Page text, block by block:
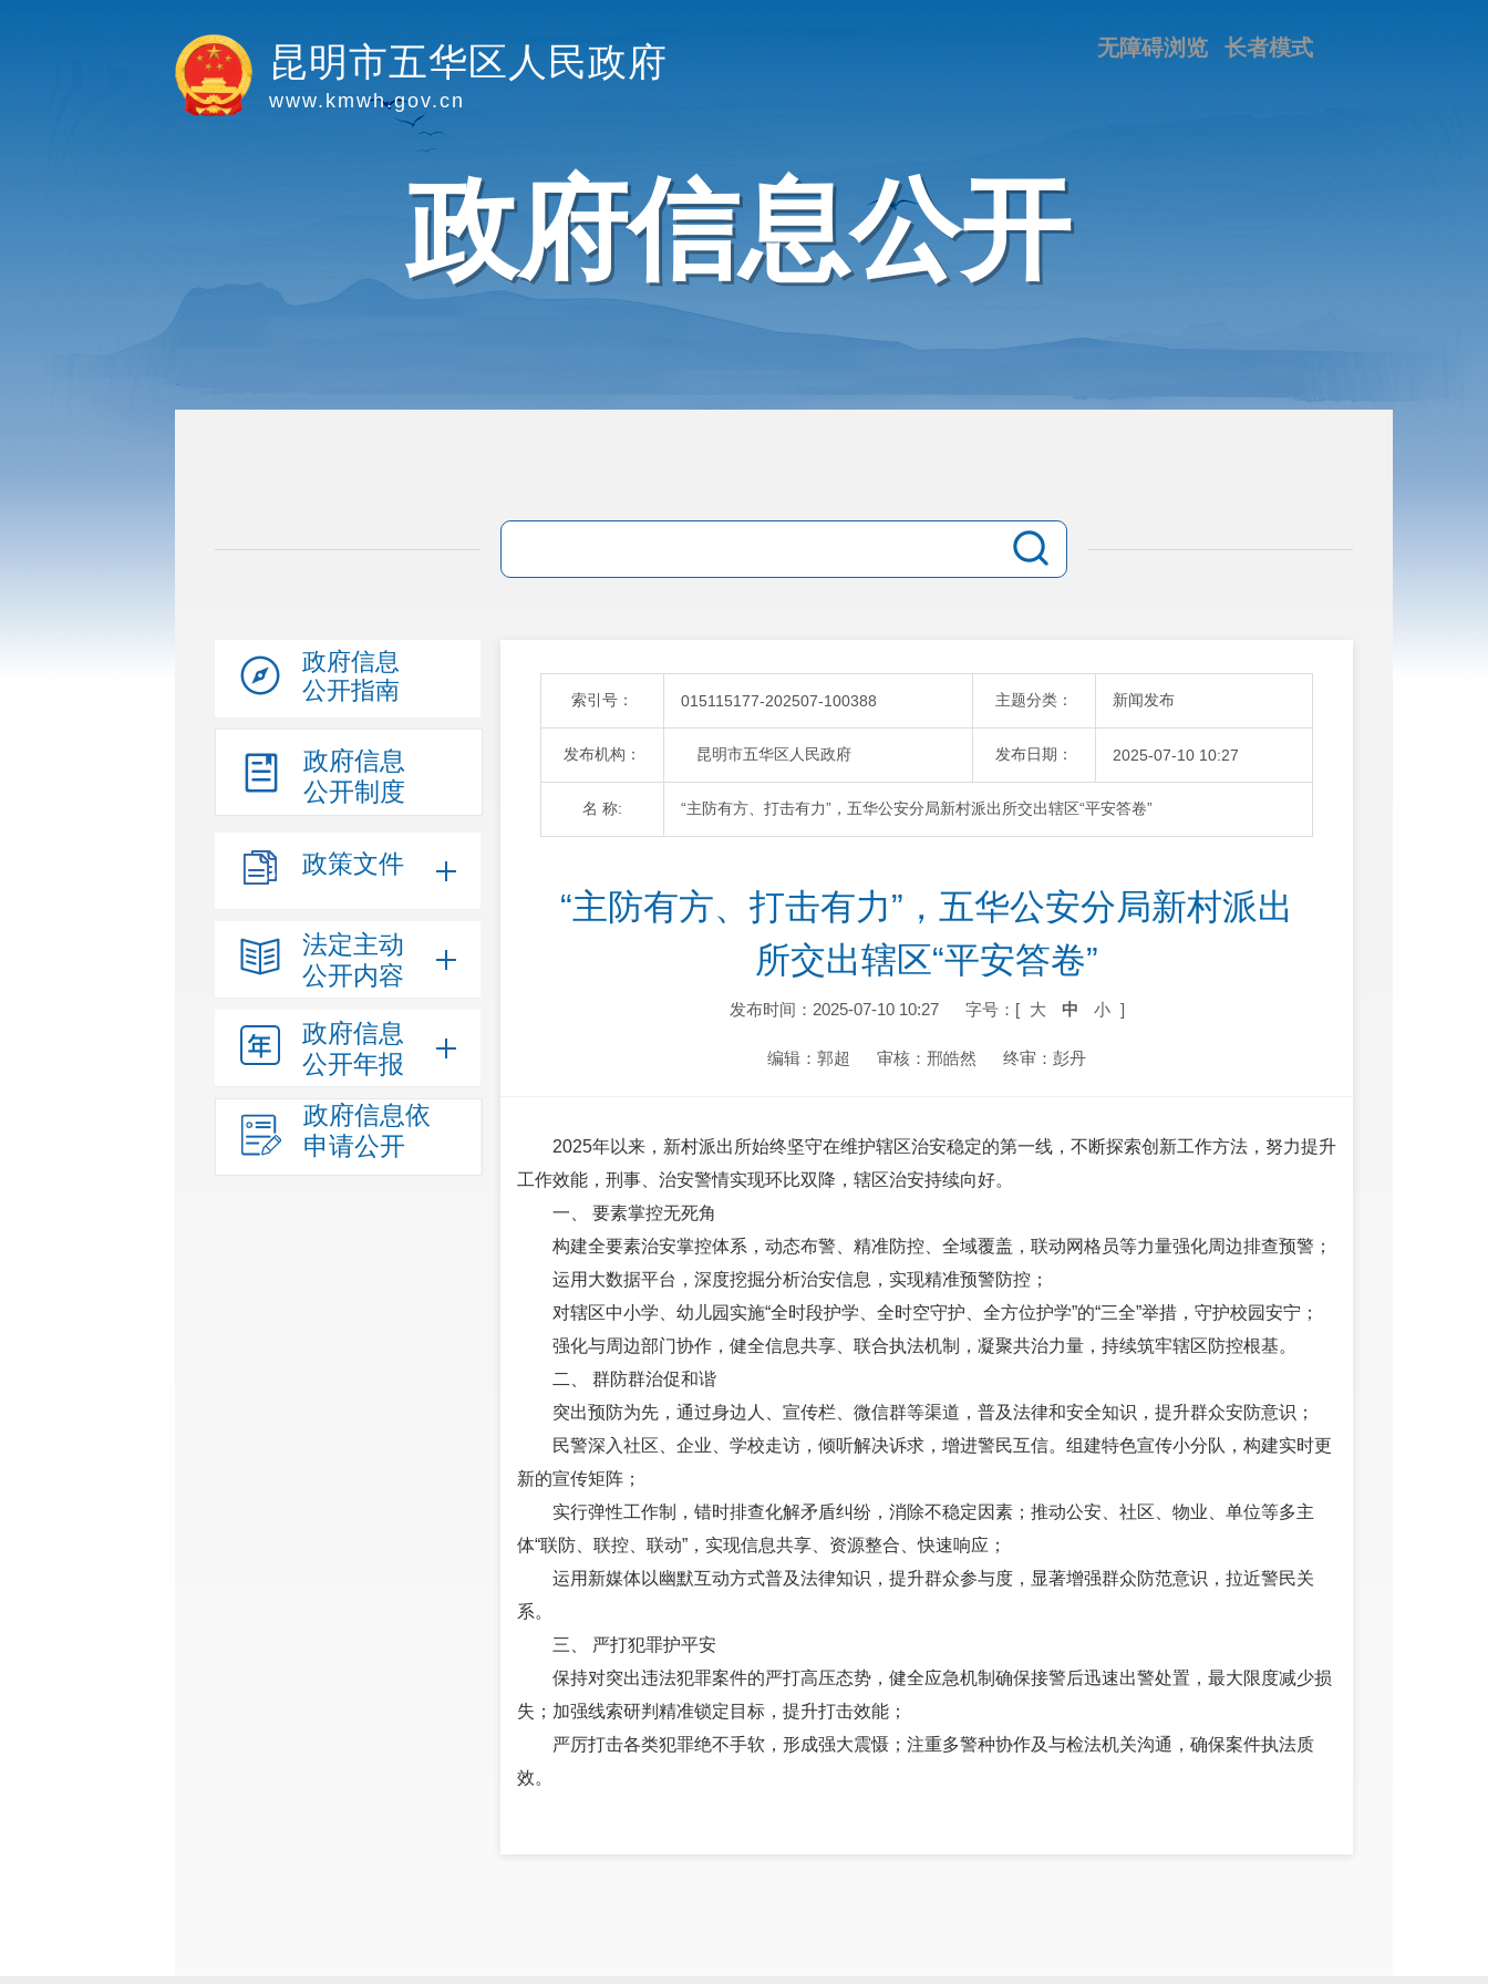
昆明市五华区人民政府
www.kmwh.gov.cn
长者模式
无障碍浏览
政府信息公开
政府信息
公开指南
政府信息
公开制度
政策文件
法定主动
公开内容
政府信息
公开年报
政府信息依
申请公开
索引号： 015115177-202507-100388 主题分类： 新闻发布
发布机构： 昆明市五华区人民政府 发布日期： 2025-07-10 10:27
名 称: “主防有方、打击有力”，五华公安分局新村派出所交出辖区“平安答卷”
“主防有方、打击有力”，五华公安分局新村派出
所交出辖区“平安答卷”
发布时间：2025-07-10 10:27 字号：[ 大 中 小 ]
编辑：郭超 审核：邢皓然 终审：彭丹
2025年以来，新村派出所始终坚守在维护辖区治安稳定的第一线，不断探索创新工作方法，努力提升
工作效能，刑事、治安警情实现环比双降，辖区治安持续向好。
一、 要素掌控无死角
构建全要素治安掌控体系，动态布警、精准防控、全域覆盖，联动网格员等力量强化周边排查预警；
运用大数据平台，深度挖掘分析治安信息，实现精准预警防控；
对辖区中小学、幼儿园实施“全时段护学、全时空守护、全方位护学”的“三全”举措，守护校园安宁；
强化与周边部门协作，健全信息共享、联合执法机制，凝聚共治力量，持续筑牢辖区防控根基。
二、 群防群治促和谐
突出预防为先，通过身边人、宣传栏、微信群等渠道，普及法律和安全知识，提升群众安防意识；
民警深入社区、企业、学校走访，倾听解决诉求，增进警民互信。组建特色宣传小分队，构建实时更
新的宣传矩阵；
实行弹性工作制，错时排查化解矛盾纠纷，消除不稳定因素；推动公安、社区、物业、单位等多主
体“联防、联控、联动”，实现信息共享、资源整合、快速响应；
运用新媒体以幽默互动方式普及法律知识，提升群众参与度，显著增强群众防范意识，拉近警民关
系。
三、 严打犯罪护平安
保持对突出违法犯罪案件的严打高压态势，健全应急机制确保接警后迅速出警处置，最大限度减少损
失；加强线索研判精准锁定目标，提升打击效能；
严厉打击各类犯罪绝不手软，形成强大震慑；注重多警种协作及与检法机关沟通，确保案件执法质
效。